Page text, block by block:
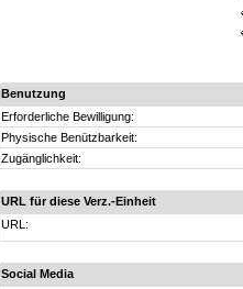
Benutzung
Erforderliche Bewilligung:
Physische Benützbarkeit:
Zugänglichkeit:
URL für diese Verz.-Einheit
URL:
Social Media